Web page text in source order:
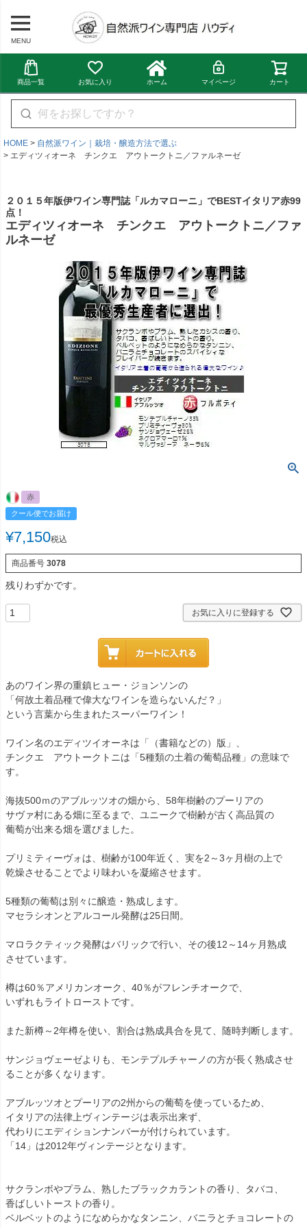
MENU
商品一覧 お気に入り ホーム マイページ カート
HOME
自然派ワイン｜栽培・醸造方法で選ぶ
エディツィオーネ チンクエ アウトークトニ／ファルネーゼ
２０１５年版伊ワイン専門誌「ルカマローニ」でBESTイタリア赤99
点！
エディツィオーネ チンクエ アウトークトニ／ファ
ルネーゼ
赤
クール便でお届け
¥7,150税込
商品番号 3078
残りわずかです。
お気に入りに登録する
あのワイン界の重鎮ヒュー・ジョンソンの
「何故土着品種で偉大なワインを造らないんだ？」
という言葉から生まれたスーパーワイン！
ワイン名のエディツイオーネは「（書籍などの）版」、
チンクエ アウトークトニは「5種類の土着の葡萄品種」の意味で
す。
海抜500ｍのアブルッツオの畑から、58年樹齢のプーリアの
サヴァ村にある畑に至るまで、ユニークで樹齢が古く高品質の
葡萄が出来る畑を選びました。
プリミティーヴォは、樹齢が100年近く、実を2～3ヶ月樹の上で
乾燥させることでより味わいを凝縮させます。
5種類の葡萄は別々に醸造・熟成します。
マセラシオンとアルコール発酵は25日間。
マロラクティック発酵はバリックで行い、その後12～14ヶ月熟成
させています。
樽は60％アメリカンオーク、40％がフレンチオークで、
いずれもライトローストです。
また新樽～2年樽を使い、割合は熟成具合を見て、随時判断します。
サンジョヴェーゼよりも、モンテプルチャーノの方が長く熟成させ
ることが多くなります。
アブルッツオとプーリアの2州からの葡萄を使っているため、
イタリアの法律上ヴィンテージは表示出来ず、
代わりにエディションナンバーが付けられています。
「14」は2012年ヴィンテージとなります。
サクランボやプラム、熟したブラックカラントの香り、タバコ、
香ばしいトーストの香り。
ベルベットのようになめらかなタンニン、バニラとチョコレートの